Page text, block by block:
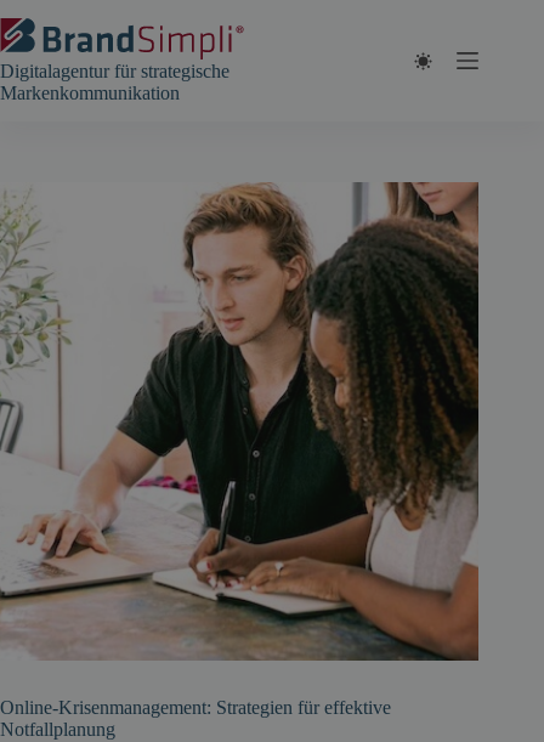
Inhalt
springen
Digitalagentur für strategische
Markenkommunikation
Online-Krisenmanagement: Strategien für effektive
Notfallplanung